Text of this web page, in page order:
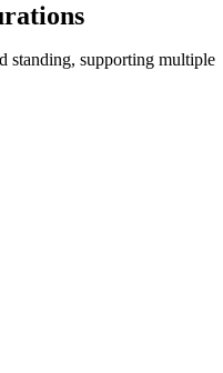
standing, supporting multiple